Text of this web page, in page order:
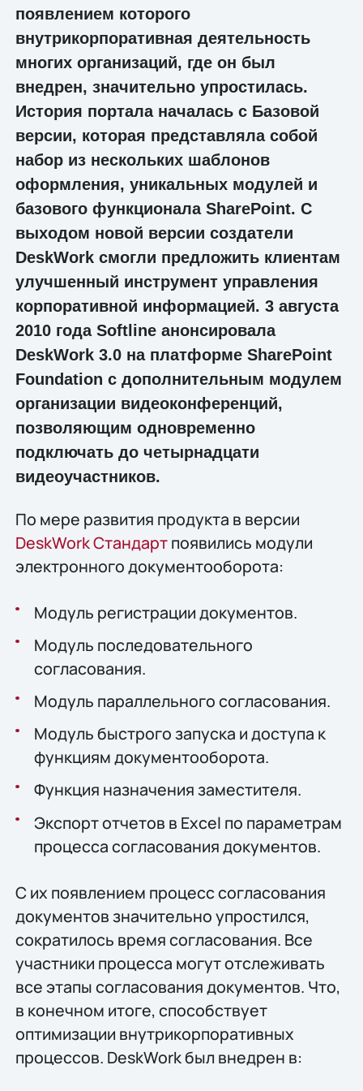
появлением которого
внутрикорпоративная деятельность
многих организаций, где он был
внедрен, значительно упростилась.
История портала началась с Базовой
версии, которая представляла собой
набор из нескольких шаблонов
оформления, уникальных модулей и
базового функционала SharePoint. С
выходом новой версии создатели
DeskWork смогли предложить клиентам
улучшенный инструмент управления
корпоративной информацией. 3 августа
2010 года Softline анонсировала
DeskWork 3.0 на платформе SharePoint
Foundation с дополнительным модулем
организации видеоконференций,
позволяющим одновременно
подключать до четырнадцати
видеоучастников.
По мере развития продукта в версии
DeskWork Cтандартпоявились модули
электронного документооборота:
Модуль регистрации документов.
Модуль последовательного
согласования.
Модуль параллельного согласования.
Модуль быстрого запуска и доступа к
функциям документооборота.
Функция назначения заместителя.
Экспорт отчетов в Excel по параметрам
процесса согласования документов.
С их появлением процесс согласования
документов значительно упростился,
сократилось время согласования. Все
участники процесса могут отслеживать
все этапы согласования документов. Что,
в конечном итоге, способствует
оптимизации внутрикорпоративных
процессов. DeskWork был внедрен в: